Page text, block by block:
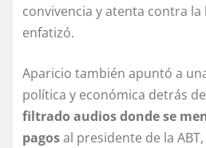
convivencia y atenta contra
enfatizó.
Aparicio también apuntó a
política y económica detrás
filtrado audios donde se
pagosal presidente de la